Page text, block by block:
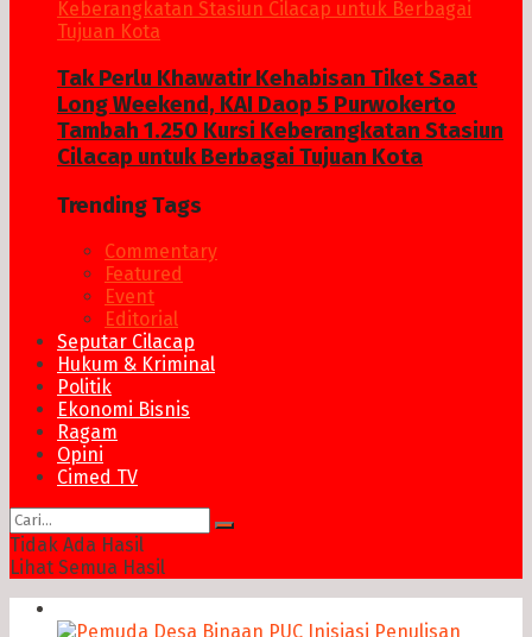
Tak Perlu Khawatir Kehabisan Tiket Saat
Long Weekend, KAI Daop 5 Purwokerto
Tambah 1.250 Kursi Keberangkatan Stasiun
Cilacap untuk Berbagai Tujuan Kota
Trending Tags
Commentary
Featured
Event
Editorial
Seputar Cilacap
Hukum & Kriminal
Politik
Ekonomi Bisnis
Ragam
Opini
Cimed TV
Tidak Ada Hasil
Lihat Semua Hasil